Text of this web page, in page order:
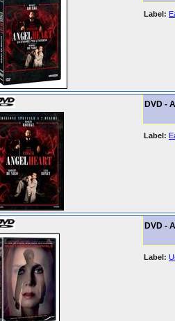
Label:
DVD -
Label:
DVD -
Label: